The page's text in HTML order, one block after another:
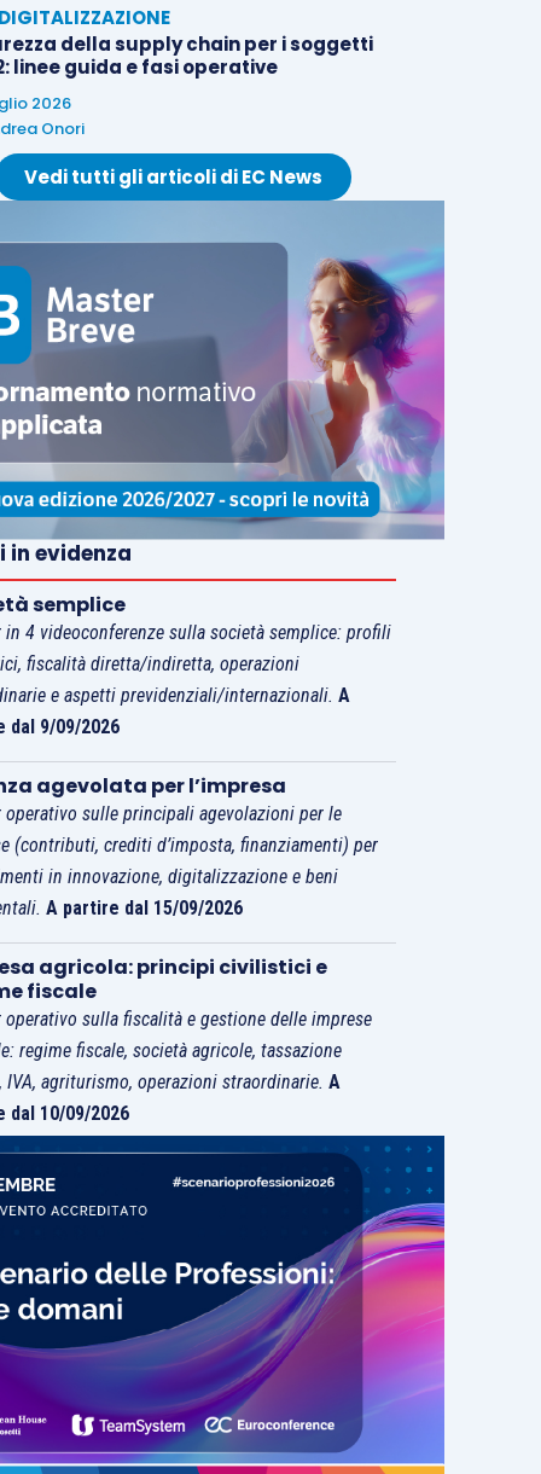
della supply chain per i soggetti
linee guida e fasi operative
2026
Onori
Vedi tutti gli articoli di EC News
in evidenza
semplice
in 4 videoconferenze sulla società semplice: profili
fiscalità diretta/indiretta, operazioni
e aspetti previdenziali/internazionali.A
dal 9/09/2026
agevolata per l’impresa
operativo sulle principali agevolazioni per le
(contributi, crediti d’imposta, finanziamenti) per
in innovazione, digitalizzazione e beni
A partire dal 15/09/2026
agricola: principi civilistici e
fiscale
operativo sulla fiscalità e gestione delle imprese
regime fiscale, società agricole, tassazione
IVA, agriturismo, operazioni straordinarie.A
dal 10/09/2026